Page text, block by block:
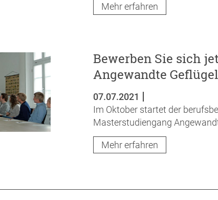
Mehr erfahren
Bewerben Sie sich
Angewandte
07.07.2021
Im Oktober startet der
Masterstudiengang
Mehr erfahren